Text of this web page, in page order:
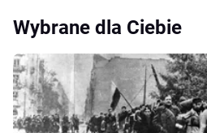
Wybrane dla Ciebie